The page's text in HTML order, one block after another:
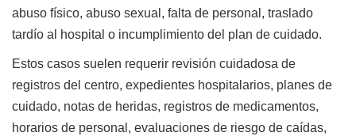
abuso físico, abuso sexual, falta de personal, traslado
tardío al hospital o incumplimiento del plan de cuidado.
Estos casos suelen requerir revisión cuidadosa de
registros del centro, expedientes hospitalarios, planes de
cuidado, notas de heridas, registros de medicamentos,
horarios de personal, evaluaciones de riesgo de caídas,